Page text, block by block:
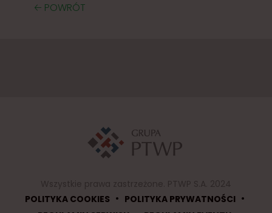
🡠 POWRÓT
POLITYKA COOKIES • POLITYKA PRYWATNOŚCI •